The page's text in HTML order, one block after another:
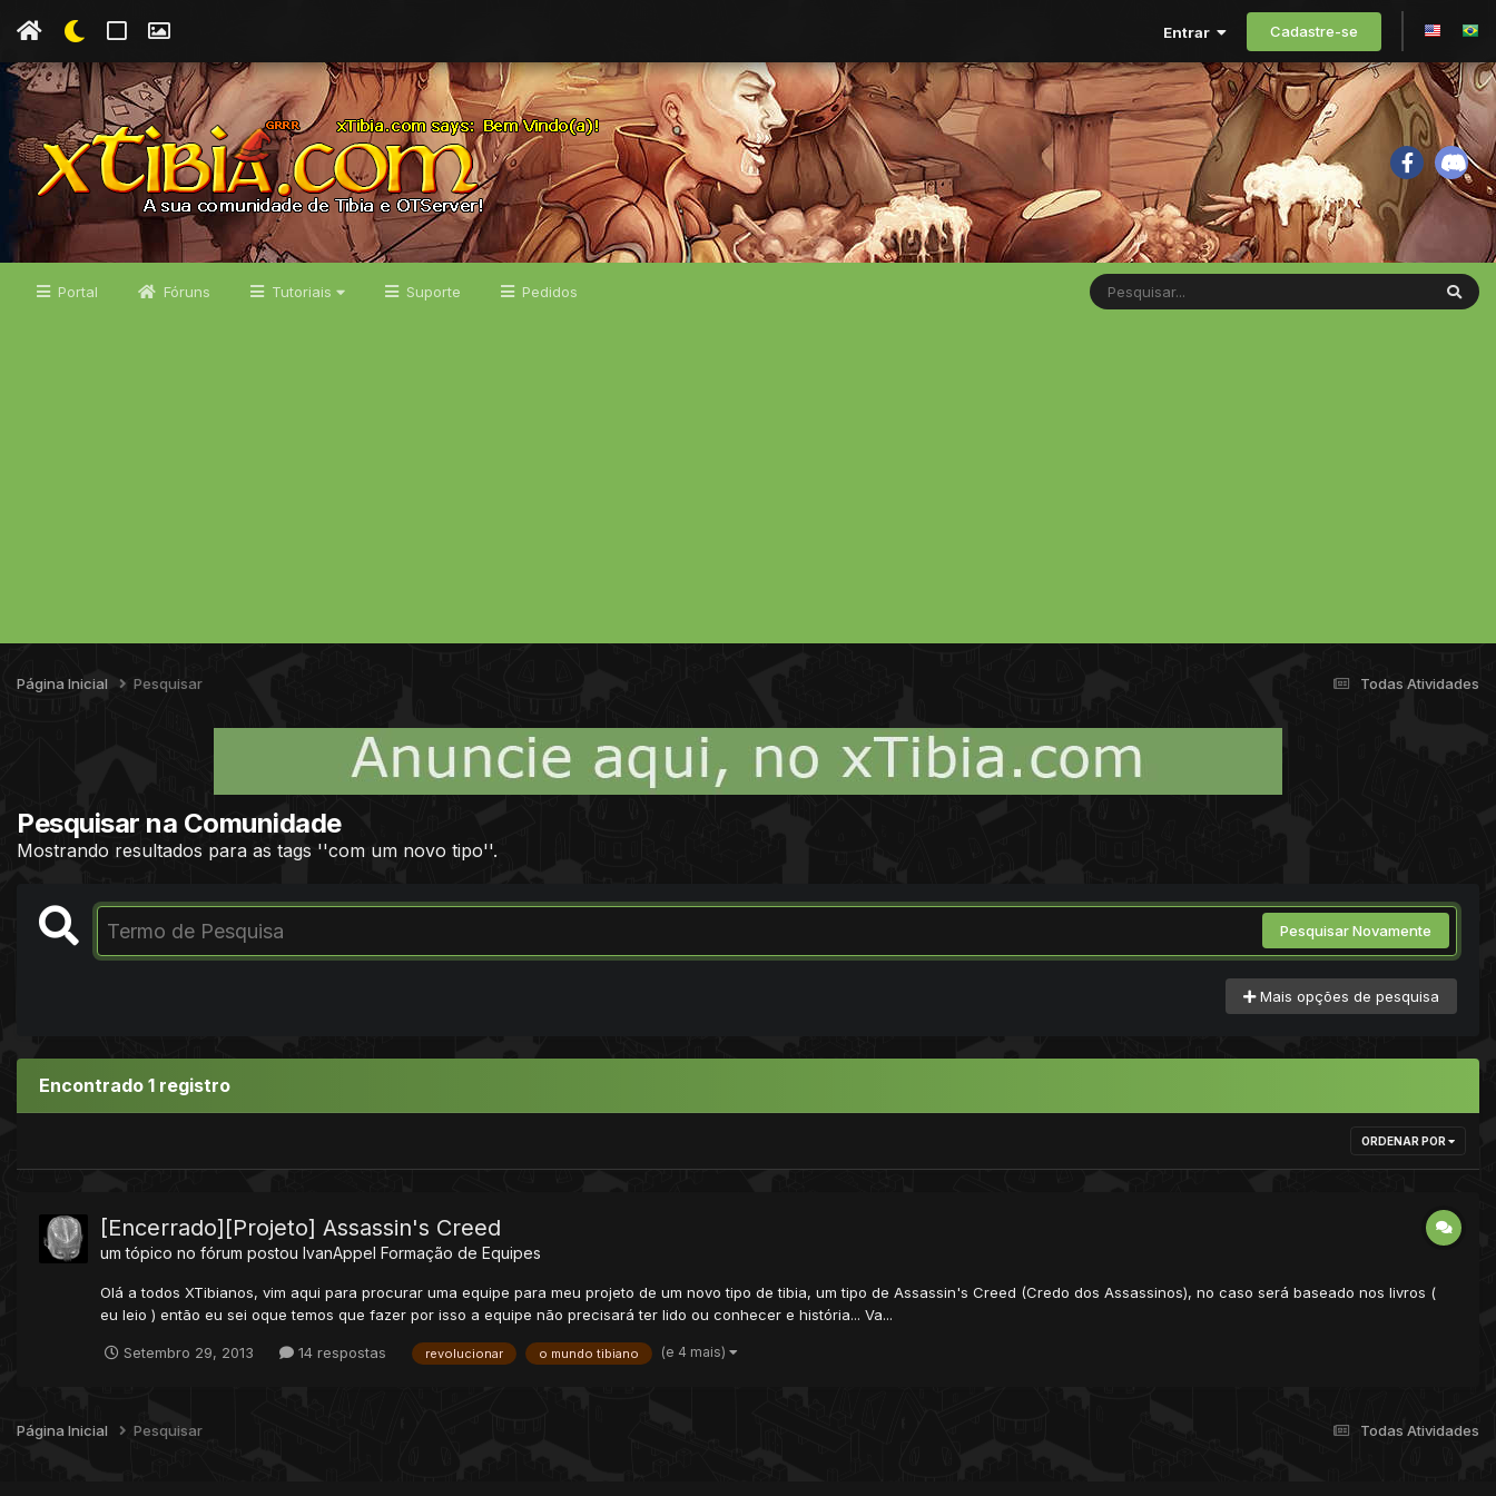
Entrar Cadastre-se
Portal Fóruns Tutoriais Suporte Pedidos
Todas Atividades
Página Inicial Pesquisar
Pesquisar na Comunidade
Mostrando resultados para as tags ''com um novo tipo''.
Pesquisar Novamente
Mais opções de pesquisa
Encontrado 1 registro
ORDENAR POR
[Encerrado][Projeto] Assassin's Creed
um tópico no fórum postou IvanAppel Formação de Equipes
Olá a todos XTibianos, vim aqui para procurar uma equipe para meu projeto de um novo tipo de tibia, um tipo de Assassin's Creed (Credo dos Assassinos), no caso será baseado nos livros (
eu leio ) então eu sei oque temos que fazer por isso a equipe não precisará ter lido ou conhecer e história... Va...
Setembro 29, 2013 14 respostas revolucionar o mundo tibiano (e 4 mais)
Todas Atividades
Página Inicial Pesquisar